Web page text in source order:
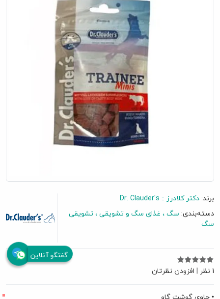
برند: دکتر کلادرز :: Dr. Clauder's
دسته‌بندی: سگ غذای سگ و تشویقی
تشویقی
سگ
1 نظر افزودن نظرتان
• حاوی گوشت گاو
گفتگو آنلاین